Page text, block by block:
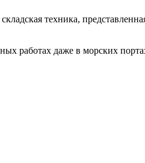
техника,
работах даже в морских